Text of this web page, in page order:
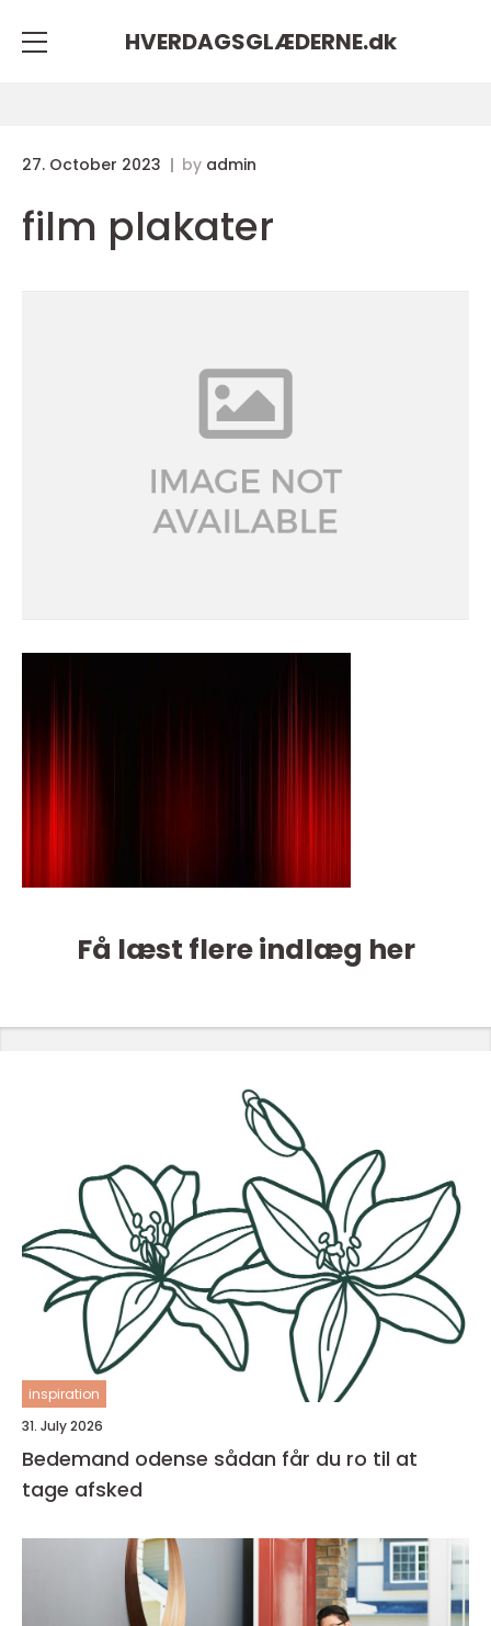
HVERDAGSGLÆDERNE.dk
27. October 2023 by admin
film plakater
Få læst flere indlæg her
inspiration
31. July 2026
Bedemand odense sådan får du ro til at
tage afsked